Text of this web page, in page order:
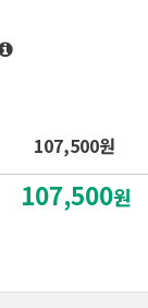
107,500원
107,500원